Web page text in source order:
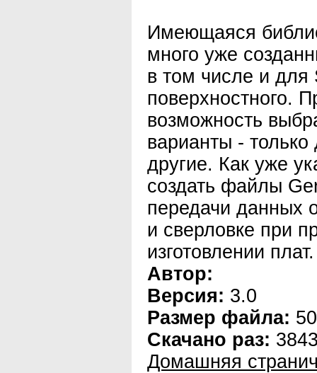
Имеющаяся
много уже
в том числе и для
поверхностного.
возможность
варианты -
другие. Как уже
создать файлы
передачи данных
и сверловке при
изготовлении плат.
Автор:
Версия: 3.0
Размер файла:
Скачано раз:
Домашняя